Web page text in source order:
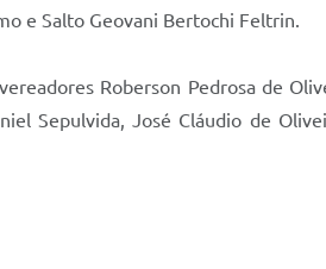
e Salto Geovani Bertochi Feltrin.
Roberson Pedrosa de
Sepulvida, José Cláudio de